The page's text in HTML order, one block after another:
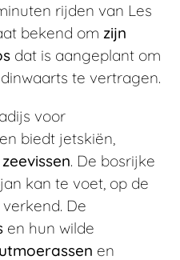
rijden van Les
bekend om zijn
dat is aangeplant om
te vertragen.
voor
en biedt jetskiën,
zeevissen. De bosrijke
kan te voet, op de
De
en hun wilde
en